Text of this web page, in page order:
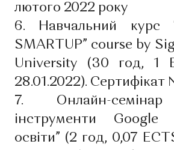
лютого 2022 року
6. Навчальний курс
SMARTUP” course by
University (30 год, 1
28.01.2022).
7. Онлайн-семінар
інструменти
освіти” (2 год, 0,07